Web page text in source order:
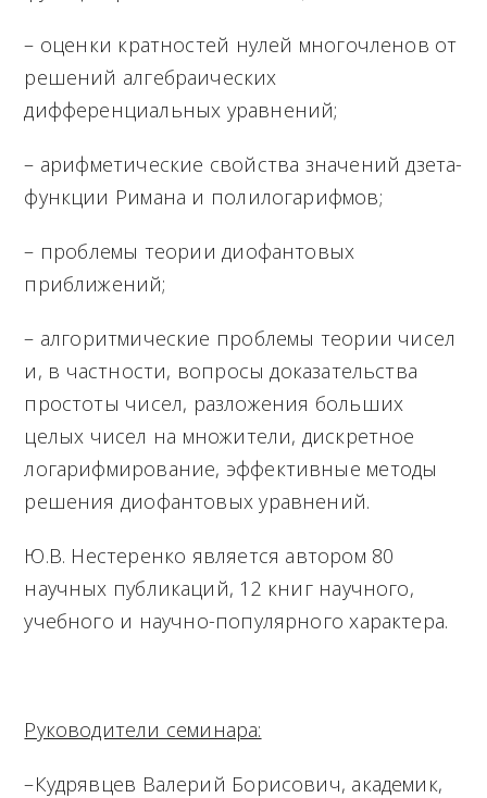
– оценки кратностей нулей многочленов от
решений алгебраических
дифференциальных уравнений;
– арифметические свойства значений дзета-
функции Римана и полилогарифмов;
– проблемы теории диофантовых
приближений;
– алгоритмические проблемы теории чисел
и, в частности, вопросы доказательства
простоты чисел, разложения больших
целых чисел на множители, дискретное
логарифмирование, эффективные методы
решения диофантовых уравнений.
Ю.В. Нестеренко является автором 80
научных публикаций, 12 книг научного,
учебного и научно-популярного характера.
Руководители семинара:
–Кудрявцев Валерий Борисович, академик,